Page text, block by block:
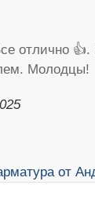
отлично 👍.
Молодцы!